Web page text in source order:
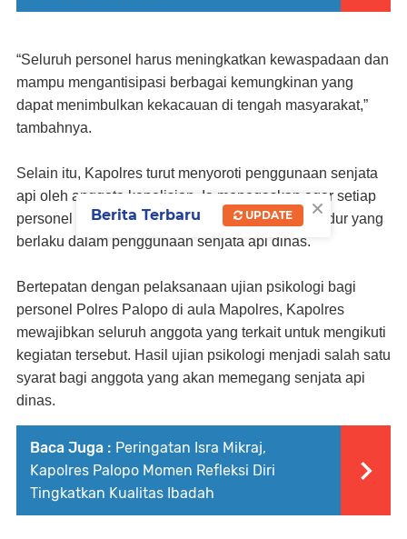
“Seluruh personel harus meningkatkan kewaspadaan dan
mampu mengantisipasi berbagai kemungkinan yang
dapat menimbulkan kekacauan di tengah masyarakat,”
tambahnya.
Selain itu, Kapolres turut menyoroti penggunaan senjata
api oleh anggota kepolisian. Ia menegaskan agar setiap
personel lebih berhati-hati serta mematuhi prosedur yang
berlaku dalam penggunaan senjata api dinas.
Bertepatan dengan pelaksanaan ujian psikologi bagi
personel Polres Palopo di aula Mapolres, Kapolres
mewajibkan seluruh anggota yang terkait untuk mengikuti
kegiatan tersebut. Hasil ujian psikologi menjadi salah satu
syarat bagi anggota yang akan memegang senjata api
dinas.
Baca Juga : Peringatan Isra Mikraj,
Kapolres Palopo Momen Refleksi Diri
Tingkatkan Kualitas Ibadah
×
Berita Terbaru UPDATE